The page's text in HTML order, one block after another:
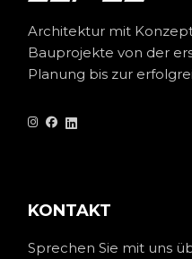
Architektur mit
Bauprojekte von der
Planung bis zur
KONTAKT
Sprechen Sie mit uns